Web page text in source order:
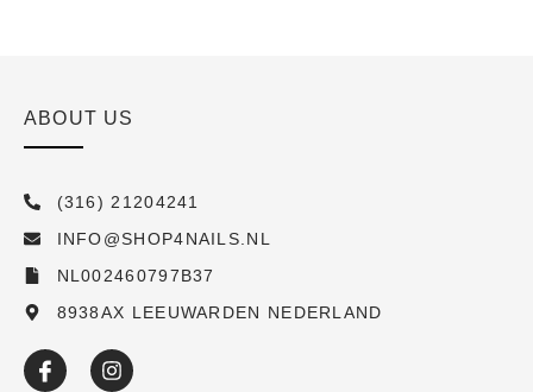
ABOUT US
(316) 21204241
INFO@SHOP4NAILS.NL
NL002460797B37
8938AX LEEUWARDEN NEDERLAND